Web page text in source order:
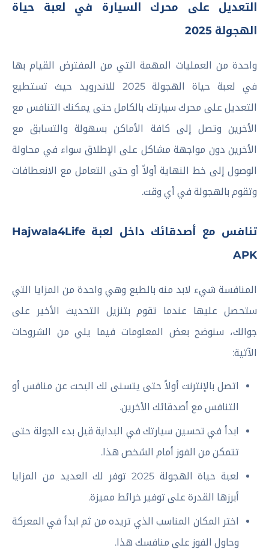
التعديل على محرك السيارة في لعبة حياة
الهجولة 2025
واحدة من العمليات المهمة التي من المفترض القيام بها
في لعبة حياة الهجولة 2025 للاندرويد حيث تستطيع
التعديل على محرك سيارتك بالكامل حتى يمكنك التنافس مع
الأخرين وتصل إلى كافة الأماكن بسهولة والتسابق مع
الأخرين دون مواجهة مشاكل على الإطلاق سواء في محاولة
الوصول إلى خط النهاية أولاً أو حتى التعامل مع الانعطافات
وتقوم بالهجولة في أي وقت.
تنافس مع أصدقائك داخل لعبة Hajwala4Life
APK
المنافسة شيء لابد منه بالطبع وهي واحدة من المزايا التي
ستحصل عليها عندما تقوم بتنزيل التحديث الأخير على
جوالك، سنوضح بعض المعلومات فيما يلي من الشروحات
الآتية:
اتصل بالإنترنت أولاً حتى يتسنى لك البحث عن منافس أو
التنافس مع أصدقائك الأخرين.
ابدأ في تحسين سيارتك في البداية قبل بدء الجولة حتى
تتمكن من الفوز أمام الشخص هذا.
لعبة حياة الهجولة 2025 توفر لك العديد من المزايا
أبرزها القدرة على توفير خرائط مميزة.
اختر المكان المناسب الذي تريده من ثم ابدأ في المعركة
وحاول الفوز على منافسك هذا.